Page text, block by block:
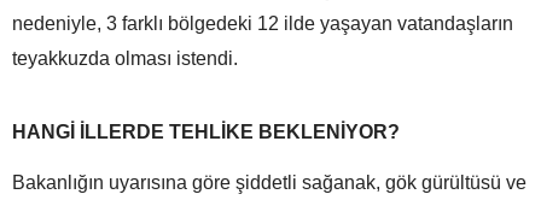
nedeniyle, 3 farklı bölgedeki 12 ilde yaşayan vatandaşların
teyakkuzda olması istendi.
HANGİ İLLERDE TEHLİKE BEKLENİYOR?
Bakanlığın uyarısına göre şiddetli sağanak, gök gürültüsü ve